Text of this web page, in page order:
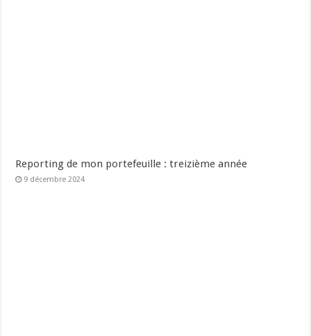
Reporting de mon portefeuille : treizième année
9 décembre 2024